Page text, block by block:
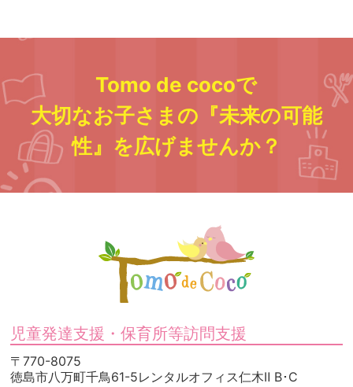
Tomo de cocoで
大切なお子さまの『未来の可能
性』を広げませんか？
児童発達支援・保育所等訪問支援
〒770-8075
徳島市八万町千鳥61-5レンタルオフィス仁木Ⅱ B･C